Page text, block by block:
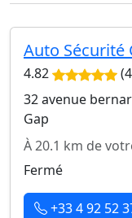
Auto Sécurité
4.82
32 avenue
Gap
À 20.1 km de
Fermé
+33 4 92 52